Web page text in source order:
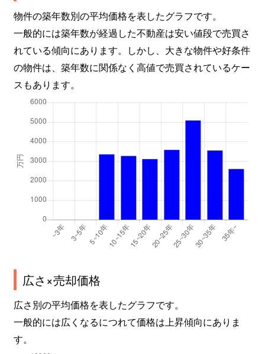
物件の築年数別の平均価格を表したグラフです。
一般的には築年数が経過した不動産は安い値段で売買さ
れている傾向にあります。しかし、大きな物件や好条件
の物件は、築年数に関係なく高値で売買されているケー
スもあります。
広さ×売却価格
広さ別の平均価格を表したグラフです。
一般的には広くなるにつれて価格は上昇傾向にありま
す。